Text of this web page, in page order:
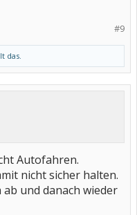
#9
das.
Autofahren.
nicht sicher halten.
und danach wieder